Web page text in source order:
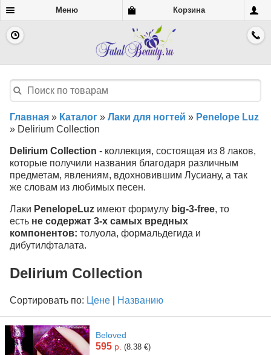
Меню Корзина
Главная » Каталог » Лаки для ногтей » Penelope Luz
» Delirium Collection
Delirium Collection - коллекция, состоящая из 8 лаков,
которые получили названия благодаря различным
предметам, явлениям, вдохновившим Лусиану, а так
же словам из любимых песен.
Лаки PenelopeLuz имеют формулу big-3-free, то
есть не содержат 3-х самых вредных
компонентов: толуола, формальдегида и
дибутилфталата.
Delirium Collection
Сортировать по: Цене Названию
Beloved
595 р. (8.38 €)